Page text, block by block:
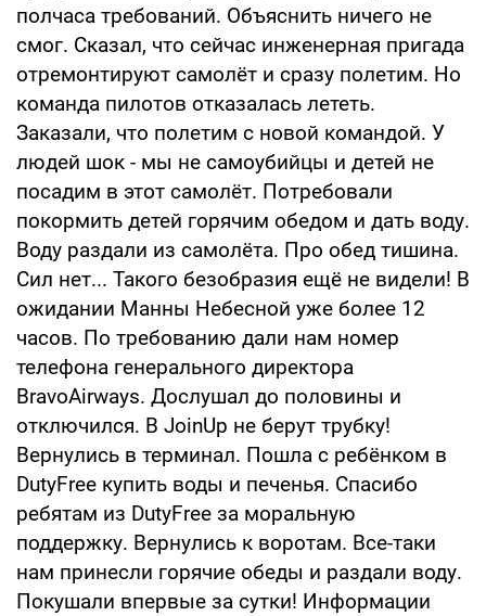
полчаса требований. Объяснить ничего не
смог. Сказал, что сейчас инженерная пригада
отремонтируют самолёт и сразу полетим. Но
команда пилотов отказалась лететь.
Заказали, что полетим с новой командой. У
людей шок - мы не самоубийцы и детей не
посадим в этот самолёт. Потребовали
покормить детей горячим обедом и дать воду.
Воду раздали из самолёта. Про обед тишина.
Сил нет... Такого безобразия ещё не видели! В
ожидании Манны Небесной уже более 12
часов. По требованию дали нам номер
телефона генерального директора
BravoAirways. Дослушал до половины и
отключился. В JoinUp не берут трубку!
Вернулись в терминал. Пошла с ребёнком в
DutyFree купить воды и печенья. Спасибо
ребятам из DutyFree за моральную
поддержку. Вернулись к воротам. Все-таки
нам принесли горячие обеды и раздали воду.
Покушали впервые за сутки! Информации